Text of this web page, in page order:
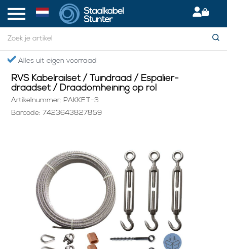
Alles uit eigen voorraad
Home > RVS Kabelrailset / Tuindraad / Espalier-draadset / Draadomheining op rol
RVS Kabelrailset / Tuindraad / Espalier-
draadset / Draadomheining op rol
Artikelnummer: PAKKET-3
Barcode: 7423643827859